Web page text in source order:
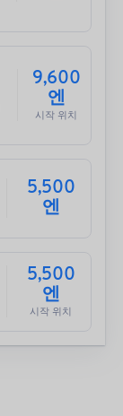
9,600
엔
시작 위치
5,500
엔
5,500
엔
시작 위치